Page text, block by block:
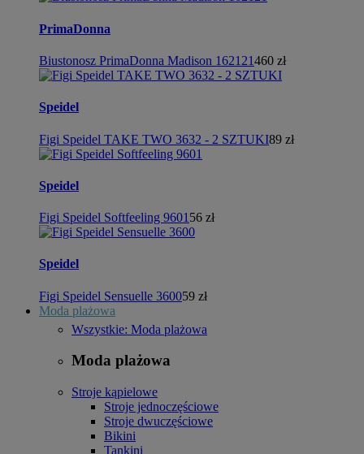
PrimaDonna
Biustonosz PrimaDonna Madison 162121460 zł
Speidel
Figi Speidel TAKE TWO 3632 - 2 SZTUKI89 zł
Speidel
Figi Speidel Softfeeling 9601 56 zł
Speidel
Figi Speidel Sensuelle 360059 zł
Moda plażowa
Wszystkie: Moda plażowa
Moda plażowa
Stroje kąpielowe
Stroje jednoczęściowe
Stroje dwuczęściowe
Bikini
Tankini